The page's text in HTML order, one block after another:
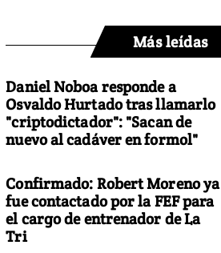
Más leídas
Daniel Noboa responde a
Osvaldo Hurtado tras llamarlo
"criptodictador": "Sacan de
nuevo al cadáver en formol"
Confirmado: Robert Moreno ya
fue contactado por la FEF para
el cargo de entrenador de La
Tri